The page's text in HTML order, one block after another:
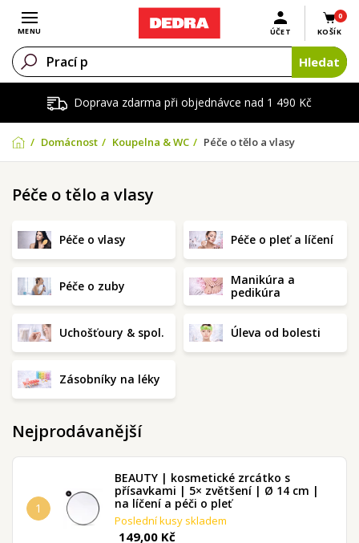
Doprava zdarma při objednávce nad 1 490 Kč
Otevřít menu
MENU
0
KOŠÍK
ÚČET
Hledat
Domácnost Koupelna & WC Péče o tělo a vlasy
Péče o tělo a vlasy
Péče o vlasy Péče o pleť a líčení
Péče o zuby
Manikúra a
pedikúra
Uchošťoury & spol. Úleva od bolesti
Zásobníky na léky
Nejprodávanější
1
BEAUTY | kosmetické zrcátko s
přísavkami | 5× zvětšení | Ø 14 cm |
na líčení a péči o pleť
Poslední kusy skladem
149,00 Kč